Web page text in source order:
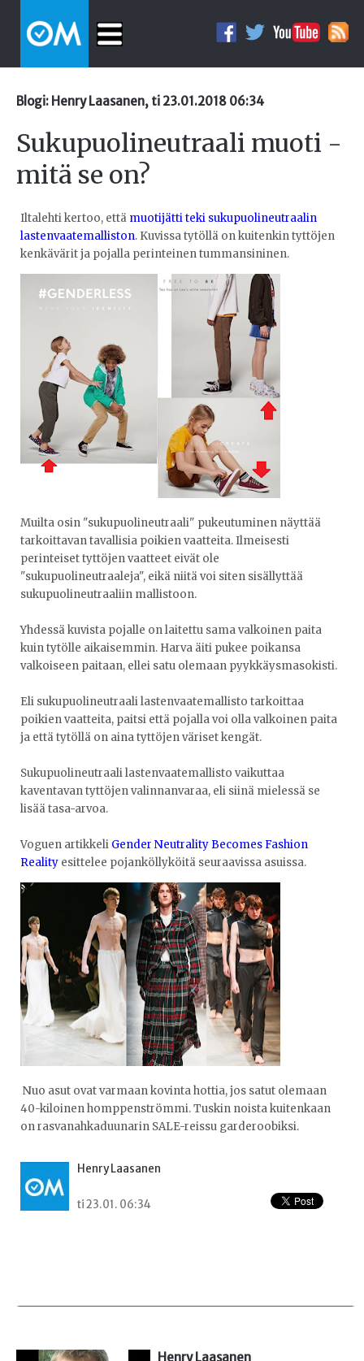
Blogi: Henry Laasanen, ti 23.01.2018 06:34
Sukupuolineutraali muoti -
mitä se on?
Iltalehti kertoo, että muotijätti teki sukupuolineutraalin
lastenvaatemalliston. Kuvissa tytöllä on kuitenkin tyttöjen
kenkävärit ja pojalla perinteinen tummansininen.
Muilta osin "sukupuolineutraali" pukeutuminen näyttää
tarkoittavan tavallisia poikien vaatteita. Ilmeisesti
perinteiset tyttöjen vaatteet eivät ole
"sukupuolineutraaleja", eikä niitä voi siten sisällyttää
sukupuolineutraaliin mallistoon.
Yhdessä kuvista pojalle on laitettu sama valkoinen paita
kuin tytölle aikaisemmin. Harva äiti pukee poikansa
valkoiseen paitaan, ellei satu olemaan pyykkäysmasokisti.
Eli sukupuolineutraali lastenvaatemallisto tarkoittaa
poikien vaatteita, paitsi että pojalla voi olla valkoinen paita
ja että tytöllä on aina tyttöjen väriset kengät.
Sukupuolineutraali lastenvaatemallisto vaikuttaa
kaventavan tyttöjen valinnanvaraa, eli siinä mielessä se
lisää tasa-arvoa.
Voguen artikkeli Gender Neutrality Becomes Fashion
Reality esittelee pojanköllyköitä seuraavissa asuissa.
Nuo asut ovat varmaan kovinta hottia, jos satut olemaan
40-kiloinen homppenströmmi. Tuskin noista kuitenkaan
on rasvanahkaduunarin SALE-reissu garderoobiksi.
Henry Laasanen
ti 23.01. 06:34
Henry Laasanen